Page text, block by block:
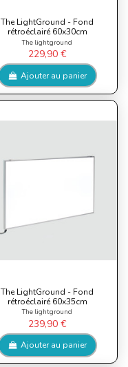
The LightGround - Fond
rétroéclairé 60x30cm
The lightground
229,90 €
Ajouter au panier
The LightGround - Fond
rétroéclairé 60x35cm
The lightground
239,90 €
Ajouter au panier